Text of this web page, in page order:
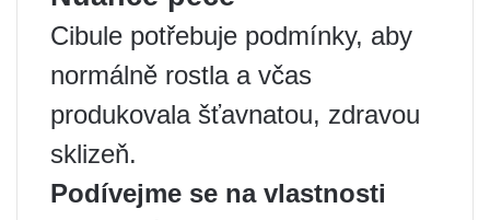
Cibule potřebuje podmínky, aby
normálně rostla a včas
produkovala šťavnatou, zdravou
sklizeň.
Podívejme se na vlastnosti